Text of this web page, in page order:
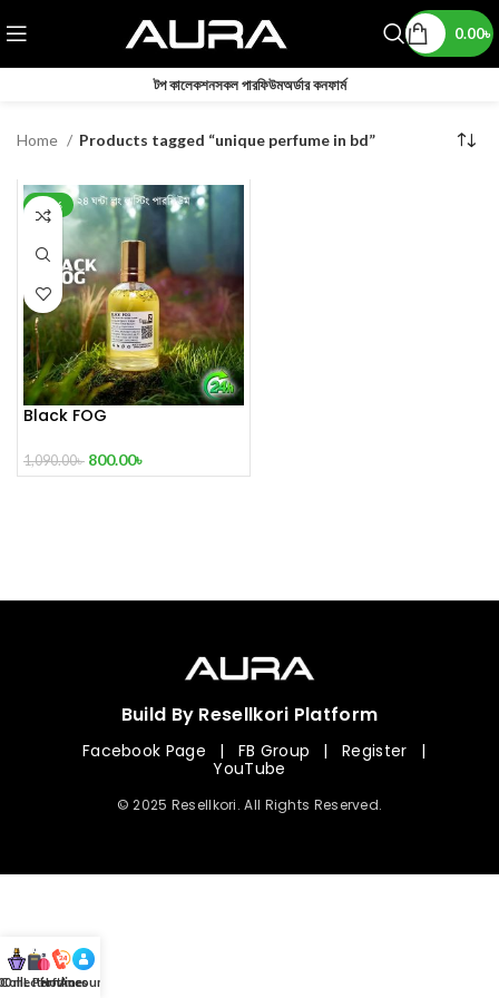
0.00৳
টপ কালেকশনসকল পারফিউমঅর্ডার কনফার্ম
Home Products tagged “unique perfume in bd”
-27%
Black FOG
1,090.00৳ 800.00৳
Build By Resellkori Platform
Facebook Page | FB Group | Register
|
YouTube
© 2025 Resellkori. All Rights Reserved.
mL Perfumes
Hotline
Account